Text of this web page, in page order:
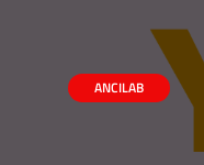
ANCILAB